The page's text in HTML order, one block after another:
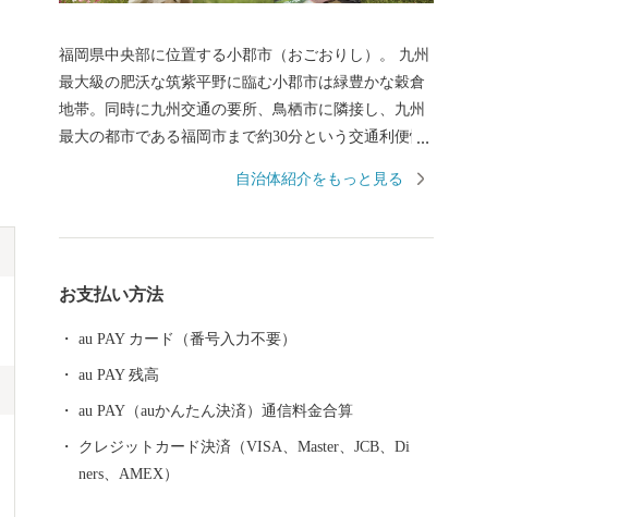
福岡県中央部に位置する小郡市（おごおりし）。 九州
最大級の肥沃な筑紫平野に臨む小郡市は緑豊かな穀倉
地帯。同時に九州交通の要所、鳥栖市に隣接し、九州
最大の都市である福岡市まで約30分という交通利便性
の風物詩で約8,000発もの花火が夜空を彩る夢HANAB
た街道の街並みを残す松崎地区など、小郡は様々な人
が行き交う福岡のクロスロードです。 旧暦の七夕（8
神社で七夕祭りが行われます。七夕伝説の織姫神を祀
る、この七夕神社は平成25年10月、恋人の聖地プロジ
ェクトにより「恋人の聖地」として認定されました。
自治体紹介をもっと見る
お支払い方法
au PAY カード（番号入力不要）
au PAY 残高
au PAY（auかんたん決済）通信料金合算
クレジットカード決済（VISA、Master、JCB、Di
ners、AMEX）